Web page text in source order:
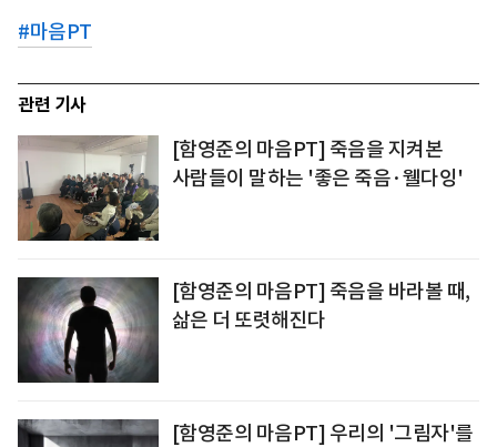
#마음PT
관련 기사
[함영준의 마음PT] 죽음을 지켜본
사람들이 말하는 '좋은 죽음·웰다잉'
[함영준의 마음PT] 죽음을 바라볼 때,
삶은 더 또렷해진다
[함영준의 마음PT] 우리의 '그림자'를